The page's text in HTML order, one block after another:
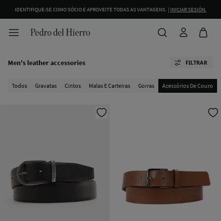
IDENTIFIQUE-SE COMO SÓCIO E APROVEITE TODAS AS VANTAGENS. | INICIAR SESIÓN.
Men's leather accessories FILTRAR
Todos Gravatas Cintos Malas E Carteiras Gorras Acessórios De Couro